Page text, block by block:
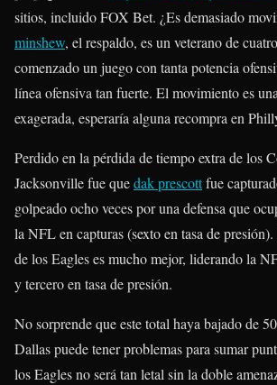
sitios, incluido FOX Bet. ¿Es demasiado
minshew, el respaldo, es un veterano de
comenzado un juego con tanta potencia
línea ofensiva tan fuerte. El movimiento es
exagerada, esperaría alguna recompra en
Perdido en la pérdida de tiempo extra de los
Jacksonville fue quedak prescottfue
golpeado ocho veces por una defensa que
la NFL en capturas (sexto en tasa de
de los Eagles es mucho mejor, liderando la
y tercero en tasa de presión.
No sorprende que este total haya bajado de
Dallas puede tener problemas para sumar
los Eagles no será tan letal sin la doble